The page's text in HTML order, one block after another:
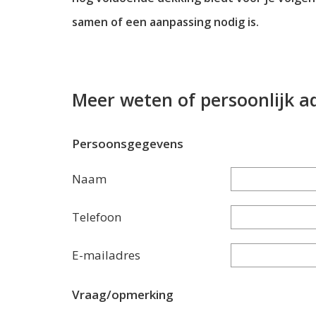
samen of een aanpassing nodig is.
Meer weten of persoonlijk
Persoonsgegevens
Naam
Telefoon
E-mailadres
Vraag/opmerking